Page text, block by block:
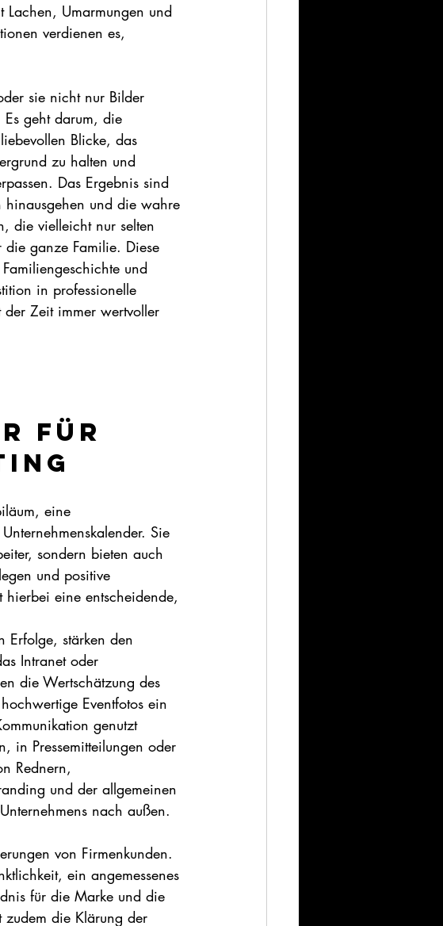
Umarmungen und
verdienen es,
sie nicht nur Bilder
Es geht darum, die
Blicke, das
zu halten und
Das Ergebnis sind
hinausgehen und die wahre
die vielleicht nur selten
die ganze Familie. Diese
und
in professionelle
Zeit immer wertvoller
für
eine
Sie
sondern bieten auch
und positive
hierbei eine entscheidende,
Erfolge, stärken den
Intranet oder
die Wertschätzung des
Eventfotos ein
genutzt
in Pressemitteilungen oder
Rednern,
und der allgemeinen
nach außen.
von Firmenkunden.
ein angemessenes
für die Marke und die
zudem die Klärung der